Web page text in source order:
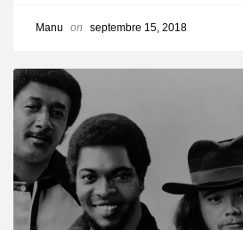
Manu on septembre 15, 2018